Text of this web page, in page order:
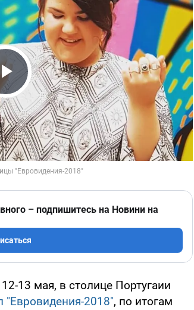
Video
– подпишитесь на Новини на
13 мая, в столице Португаии
"Евровидения-2018", по итогам